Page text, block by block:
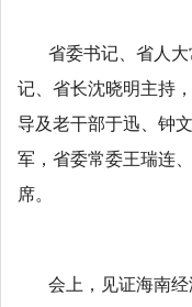
省委书记、省人
记、省长沈晓明主持
导及老干部于迅、钟
军，省委常委王瑞连
席。
会上，见证海南